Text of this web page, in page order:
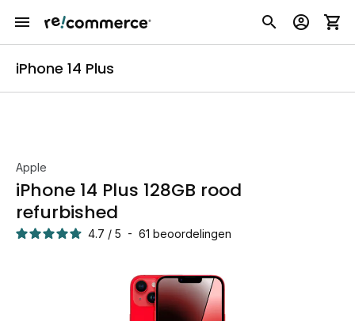
iPhone 14 Plus
Apple
iPhone 14 Plus 128GB rood
refurbished
4.7 / 5 - 61 beoordelingen